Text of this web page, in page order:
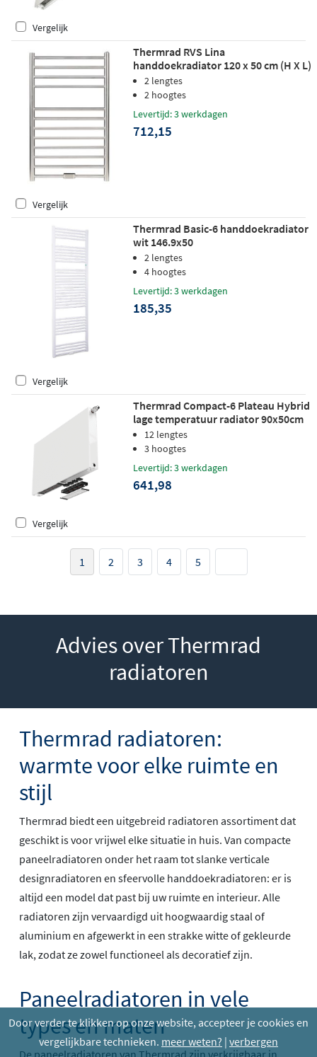
Door verder te klikken op onze website, accepteer je cookies en
vergelijkbare technieken. meer weten? | verbergen
Vergelijk
Thermrad RVS Lina
handdoekradiator 120 x 50 cm (H X L)
geborsteld RVS (mat)
2 lengtes
2 hoogtes
Levertijd: 3 werkdagen
712,15
Vergelijk
Thermrad Basic-6 handdoekradiator
wit 146.9x50
2 lengtes
4 hoogtes
Levertijd: 3 werkdagen
185,35
Vergelijk
Thermrad Compact-6 Plateau Hybrid
lage temperatuur radiator 90x50cm
406W12 lengtes
3 hoogtes
Levertijd: 3 werkdagen
641,98
Vergelijk
1 2 3 4 5
Advies over Thermrad
radiatoren
Thermrad radiatoren:
warmte voor elke ruimte en
stijl
Thermrad biedt een uitgebreid radiatoren assortiment dat
geschikt is voor vrijwel elke situatie in huis. Van compacte
paneelradiatoren onder het raam tot slanke verticale
designradiatoren en sfeervolle handdoekradiatoren: er is
altijd een model dat past bij uw ruimte en interieur. Alle
radiatoren zijn vervaardigd uit hoogwaardig staal of
aluminium en afgewerkt in een strakke witte of gekleurde
lak, zodat ze zowel functioneel als decoratief zijn.
Paneelradiatoren in vele
types en maten
De paneelradiatoren van Thermrad zijn verkrijgbaar in